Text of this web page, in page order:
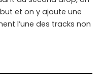
et on y ajoute une
l’une des tracks non